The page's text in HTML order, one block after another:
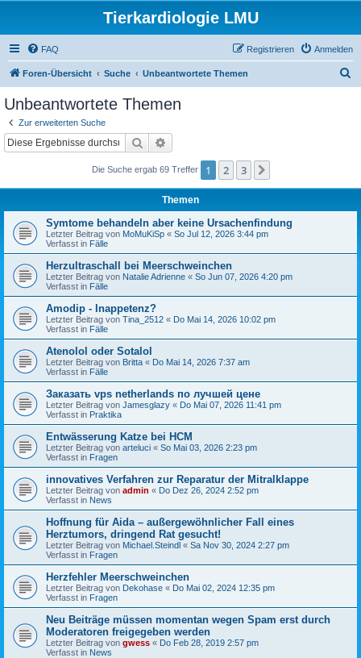
Tierkardiologie LMU
FAQ Anmelden
Registrieren
Foren-Übersicht Suche Unbeantwortete Themen
Unbeantwortete Themen
Zur erweiterten Suche
Suche
Die Suche ergab 69 Treffer 1 2 3
Themen
Symtome behandeln aber keine Ursachenfindung
Letzter Beitrag von MoMuKiSp « So Jul 12, 2026 3:44 pm
Verfasst in Fälle
Herzultraschall bei Meerschweinchen
Letzter Beitrag von Natalie Adrienne « So Jun 07, 2026 4:20 pm
Verfasst in Fälle
Amodip - Inappetenz?
Letzter Beitrag von Tina_2512 « Do Mai 14, 2026 10:02 pm
Verfasst in Fälle
Atenolol oder Sotalol
Letzter Beitrag von Britta « Do Mai 14, 2026 7:37 am
Verfasst in Fälle
Заказать vps netherlands по лучшей цене
Letzter Beitrag von Jamesglazy « Do Mai 07, 2026 11:41 pm
Verfasst in Praktika
Entwässerung Katze bei HCM
Letzter Beitrag von arteluci « So Mai 03, 2026 2:23 pm
Verfasst in Fragen
innovatives Verfahren zur Reparatur der Mitralklappe
Letzter Beitrag von admin « Do Dez 26, 2024 2:52 pm
Verfasst in News
Hoffnung für Aida – außergewöhnlicher Fall eines
Herztumors, dringend Rat gesucht!
Letzter Beitrag von Michael.Steindl « Sa Nov 30, 2024 2:27 pm
Verfasst in Fragen
Herzfehler Meerschweinchen
Letzter Beitrag von Dekohase « Do Mai 02, 2024 12:35 pm
Verfasst in Fragen
Neu Beiträge müssen momentan wegen Spam erst durch
Moderatoren freigegeben werden
Letzter Beitrag von gwess « Do Feb 28, 2019 2:57 pm
Verfasst in News